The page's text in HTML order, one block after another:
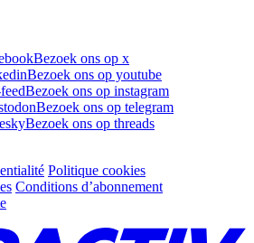
Bezoek ons op x
Bezoek ons op youtube
Bezoek ons op instagram
Bezoek ons op telegram
Bezoek ons op threads
Politique cookies
Conditions d’abonnement